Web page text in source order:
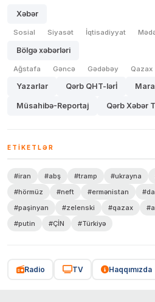
Xəbər
Sosial Siyasət İqtisadiyyat
Bölgə xəbərləri
Ağstafa Gəncə Gədəbəy Qazax
Yazarlar Qərb QHT-lərİ
Müsahibə-Reportaj Qərb Xəbər
ETIKETLƏR
#iran #abş #tramp #ukrayna
#hörmüz
#neft #ermənistan
#paşinyan
#zelenski #qazax
#putin
#ÇİN #Türkiyə
Radio TV Haqqımızda